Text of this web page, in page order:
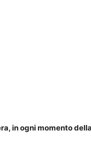
in ogni momento